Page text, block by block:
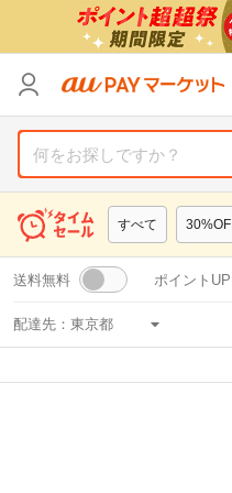
すべて
送料無料 ポイント
配達先：
カテゴリ
支払い方法
その他の条件
送料無料
Pontaパス特典対象すべて
カテゴリ
支払い方法
その他の条件
送料無料
Pontaパス特典対象すべて